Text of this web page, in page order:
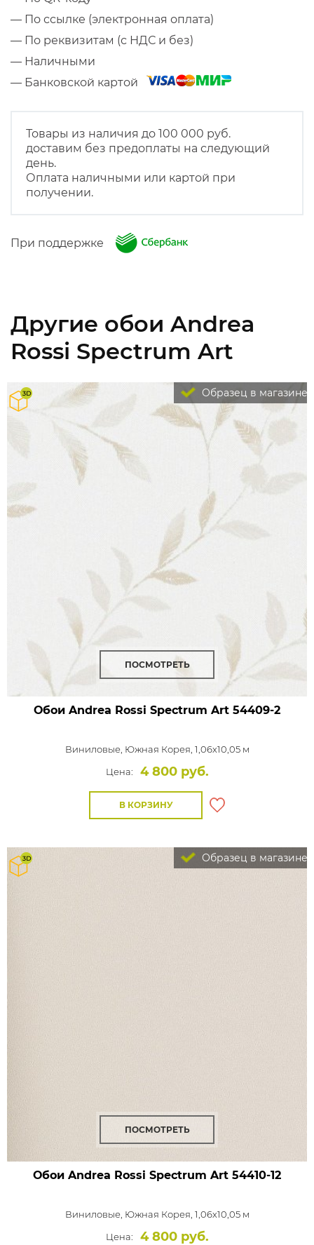
— По ссылке (электронная оплата)
— По реквизитам (с НДС и без)
— Наличными
— Банковской картой
Товары из наличия до 100 000 руб.
доставим без предоплаты на следующий
день.
Оплата наличными или картой при
получении.
При поддержке
Другие обои Andrea
Rossi Spectrum Art
Образец в магазине
ПОСМОТРЕТЬ
Обои Andrea Rossi Spectrum Art 54409-2
Виниловые, Южная Корея, 1,06x10,05 м
Цена:
4 800 руб.
В КОРЗИНУ
Образец в магазине
ПОСМОТРЕТЬ
Обои Andrea Rossi Spectrum Art 54410-12
Виниловые, Южная Корея, 1,06x10,05 м
Цена:
4 800 руб.